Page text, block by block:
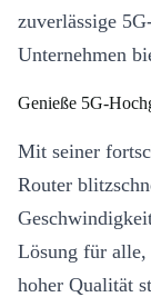
zuverlässige
Unternehmen
Genieße 5G-
Mit seiner
Router
Lösung für alle,
hoher Qualität